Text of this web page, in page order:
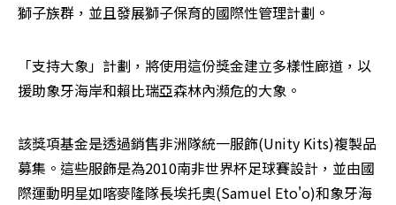
獅子族群，並且發展獅子保育的國際性管理計劃。
「支持大象」計劃，將使用這份獎金建立多樣性廊道，以
援助象牙海岸和賴比瑞亞森林內瀕危的大象。
該獎項基金是透過銷售非洲隊統一服飾(Unity Kits)複製品
募集。這些服飾是為2010南非世界杯足球賽設計，並由國
際運動明星如喀麥隆隊長埃托奧(Samuel Eto'o)和象牙海